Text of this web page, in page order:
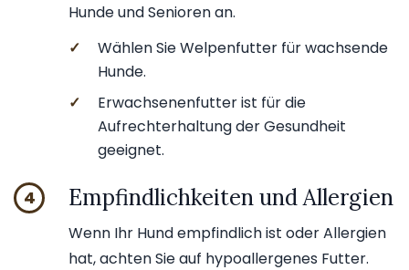
Hunde und Senioren an.
✓
Wählen Sie Welpenfutter für wachsende
Hunde.
✓
Erwachsenenfutter ist für die
Aufrechterhaltung der Gesundheit
geeignet.
4 Empfindlichkeiten und Allergien
Wenn Ihr Hund empfindlich ist oder Allergien
hat, achten Sie auf hypoallergenes Futter.